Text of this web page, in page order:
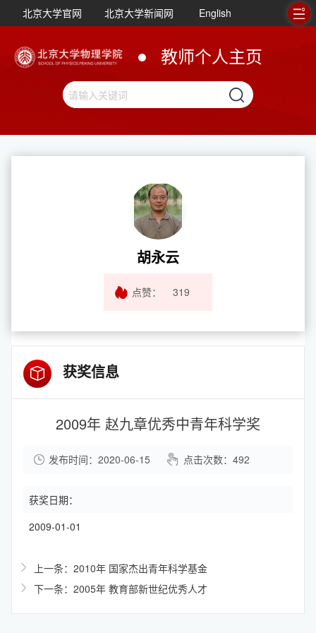
北京大学官网 北京大学新闻网 English
教师个人主页
胡永云
点赞： 319
获奖信息
2009年 赵九章优秀中青年科学奖
发布时间：2020-06-15 点击次数： 492
获奖日期：
2009-01-01
上一条：2010年 国家杰出青年科学基金
下一条：2005年 教育部新世纪优秀人才